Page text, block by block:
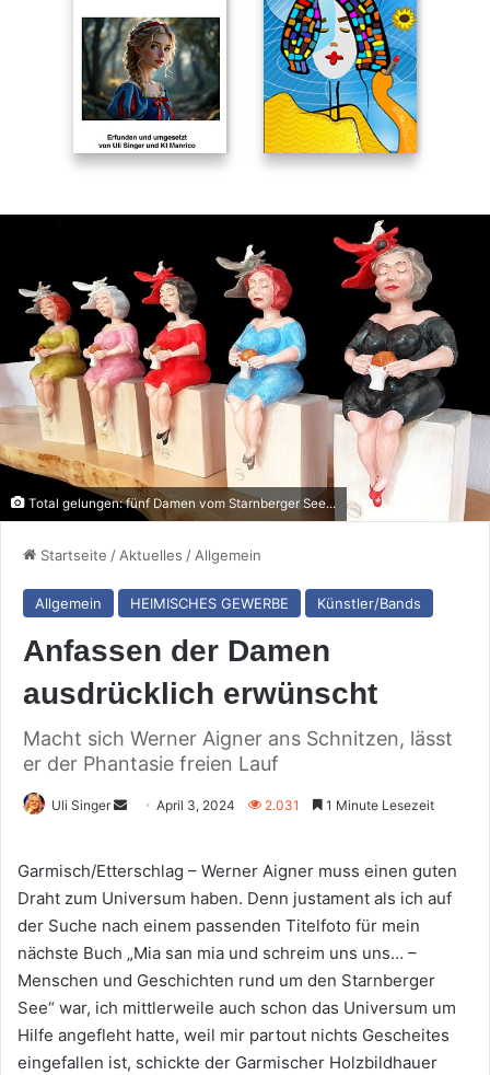
Total gelungen: fünf Damen vom Starnberger See...
Startseite /Aktuelles /Allgemein
Allgemein HEIMISCHES GEWERBE Künstler/Bands
Anfassen der Damen
ausdrücklich erwünscht
Macht sich Werner Aigner ans Schnitzen, lässt
er der Phantasie freien Lauf
Uli Singer
Sende
E-
Mail
April 3, 2024 2.031 1 Minute Lesezeit
Garmisch/Etterschlag – Werner Aigner muss einen guten
Draht zum Universum haben. Denn justament als ich auf
der Suche nach einem passenden Titelfoto für mein
nächste Buch „Mia san mia und schreim uns uns… –
Menschen und Geschichten rund um den Starnberger
See“ war, ich mittlerweile auch schon das Universum um
Hilfe angefleht hatte, weil mir partout nichts Gescheites
eingefallen ist, schickte der Garmischer Holzbildhauer